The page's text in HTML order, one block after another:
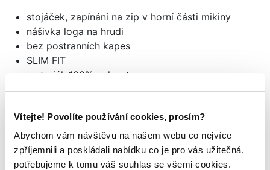
Vítejte! Povolíte používání cookies, prosím?
Abychom vám návštěvu na našem webu co nejvíce
zpříjemnili a poskládali nabídku co je pro vás užitečná,
potřebujeme k tomu váš souhlas se všemi cookies.
stojáček, zapínání na zip v horní části mikiny
nášivka loga na hrudi
bez postranních kapes
SLIM FIT
materiál: 100% polyester
Mohlo by se vám
TAKÉ LÍBIT